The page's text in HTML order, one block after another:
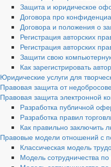
Защита и юридическое
Договора про
Договора и положения о
Регистрация авторских
Регистрация авторских
Защити свою
Как зарегистрировать
Юридические услуги для
Правовая защита от
Правовая защита электронной
Разработка публичной
Разработка правил
Как правильно заключить
Правовые модели отношений с
Классическая модель
Модель сотрудничества